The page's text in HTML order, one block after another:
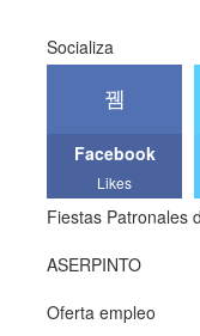
Socializa
Facebook
Likes
Fiestas Patronales
ASERPINTO
Oferta empleo